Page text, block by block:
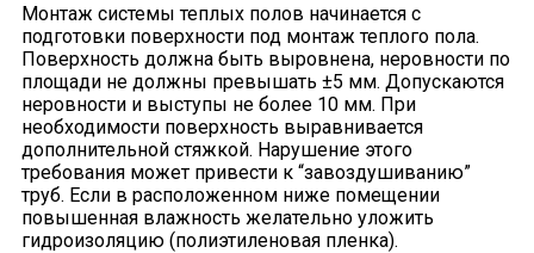
Монтаж системы теплых полов начинается с
подготовки поверхности под монтаж теплого пола.
Поверхность должна быть выровнена, неровности по
площади не должны превышать ±5 мм. Допускаются
неровности и выступы не более 10 мм. При
необходимости поверхность выравнивается
дополнительной стяжкой. Нарушение этого
требования может привести к “завоздушиванию”
труб. Если в расположенном ниже помещении
повышенная влажность желательно уложить
гидроизоляцию (полиэтиленовая пленка).